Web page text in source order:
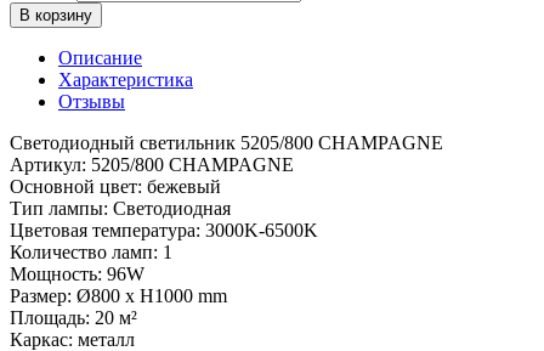
В корзину
Описание
Характеристика
Отзывы
Светодиодный светильник 5205/800 CHAMPAGNE
Артикул: 5205/800 CHAMPAGNE
Основной цвет: бежевый
Тип лампы: Светодиодная
Цветовая температура: 3000K-6500K
Количество ламп: 1
Мощность: 96W
Размер: Ø800 x H1000 mm
Площадь: 20 м²
Каркас: металл